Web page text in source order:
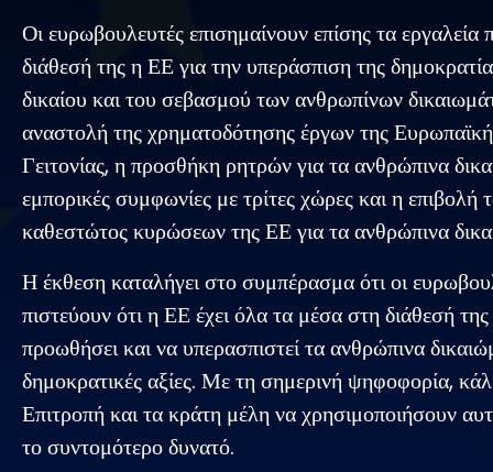
Οι ευρωβουλευτές επισημαίνουν επίσης τα εργαλεία
διάθεσή της η ΕΕ για την υπεράσπιση της
δικαίου και του σεβασμού των ανθρωπίνων
αναστολή της χρηματοδότησης έργων της
Γειτονίας, η προσθήκη ρητρών για τα ανθρώπινα
εμπορικές συμφωνίες με τρίτες χώρες και η επιβολή
καθεστώτος κυρώσεων της ΕΕ για τα ανθρώπινα
Η έκθεση καταλήγει στο συμπέρασμα ότι οι
πιστεύουν ότι η ΕΕ έχει όλα τα μέσα στη διάθεσή της
προωθήσει και να υπερασπιστεί τα ανθρώπινα
δημοκρατικές αξίες. Με τη σημερινή ψηφοφορία,
Επιτροπή και τα κράτη μέλη να χρησιμοποιήσουν
το συντομότερο δυνατό.